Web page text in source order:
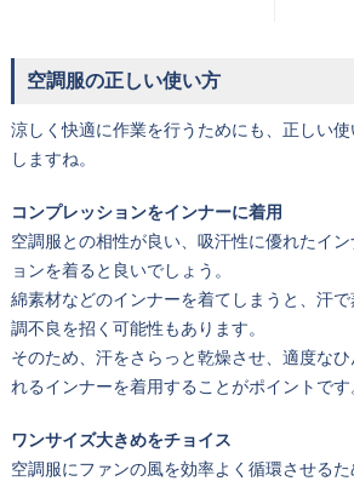
空調服の正しい使い方
涼しく快適に作業を行うためにも、正しい
しますね。
コンプレッションをインナーに着用
空調服との相性が良い、吸汗性に優れたイ
ョンを着ると良いでしょう。
綿素材などのインナーを着てしまうと、汗
調不良を招く可能性もあります。
そのため、汗をさらっと乾燥させ、適度なひ
れるインナーを着用することがポイントです
ワンサイズ大きめをチョイス
空調服にファンの風を効率よく循環させる